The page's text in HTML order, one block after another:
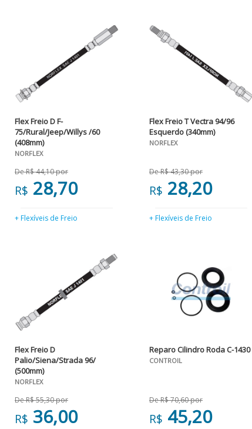
Flex Freio D F-
75/Rural/Jeep/Willys /60
(408mm)
NORFLEX
De R$ 44,10 por
R$ 28,70
+ Flexíveis de Freio
Flex Freio T Vectra 94/96
Esquerdo (340mm)
NORFLEX
De R$ 43,30 por
R$ 28,20
+ Flexíveis de Freio
Flex Freio D
Palio/Siena/Strada 96/
(500mm)
NORFLEX
De R$ 55,30 por
R$ 36,00
Reparo Cilindro Roda C-1430
CONTROIL
De R$ 70,60 por
R$ 45,20